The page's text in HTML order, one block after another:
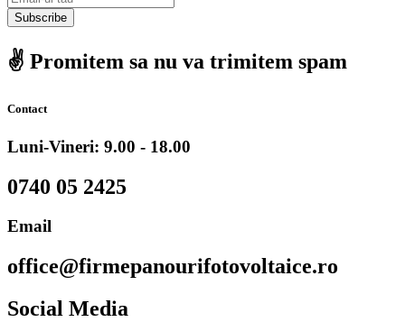
Subscribe
✌️ Promitem sa nu va trimitem spam
Contact
Luni-Vineri: 9.00 - 18.00
0740 05 2425
Email
office@firmepanourifotovoltaice.ro
Social Media